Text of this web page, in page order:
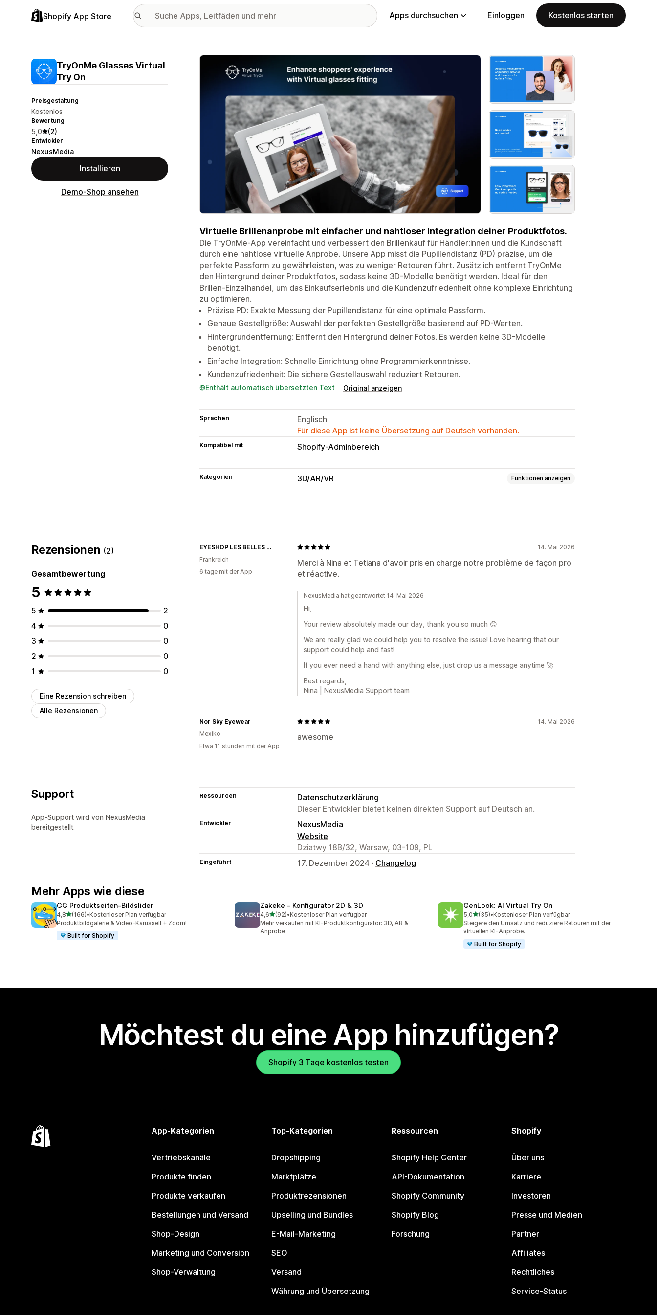
Shopify App Store Apps durchsuchen Einloggen Kostenlos starten
TryOnMe Glasses Virtual
Try On
Preisgestaltung
Kostenlos
Bewertung
5,0 (2)
Entwickler
NexusMedia
Installieren
Demo-Shop ansehen
Vorgestellte Bildergalerie
Virtuelle Brillenanprobe mit einfacher und nahtloser Integration deiner Produktfotos.
Die TryOnMe-App vereinfacht und verbessert den Brillenkauf für Händler:innen und die Kundschaft
durch eine nahtlose virtuelle Anprobe. Unsere App misst die Pupillendistanz (PD) präzise, um die
perfekte Passform zu gewährleisten, was zu weniger Retouren führt. Zusätzlich entfernt TryOnMe
den Hintergrund deiner Produktfotos, sodass keine 3D-Modelle benötigt werden. Ideal für den
Brillen-Einzelhandel, um das Einkaufserlebnis und die Kundenzufriedenheit ohne komplexe Einrichtung
zu optimieren.
Präzise PD: Exakte Messung der Pupillendistanz für eine optimale Passform.
Genaue Gestellgröße: Auswahl der perfekten Gestellgröße basierend auf PD-Werten.
Hintergrundentfernung: Entfernt den Hintergrund deiner Fotos. Es werden keine 3D-Modelle
benötigt.
Einfache Integration: Schnelle Einrichtung ohne Programmierkenntnisse.
Kundenzufriedenheit: Die sichere Gestellauswahl reduziert Retouren.
Enthält automatisch übersetzten Text Original anzeigen
Sprachen
Englisch
Für diese App ist keine Übersetzung auf Deutsch vorhanden.
Kompatibel mit Shopify-Adminbereich
Kategorien 3D/AR/VR Funktionen anzeigen
Bilder Datei-Upload
Rezensionen (2)
Gesamtbewertung
5
5
2
4
0
3
0
2
0
1
0
Eine Rezension schreiben
Alle Rezensionen
14. Mai 2026
Merci à Nina et Tetiana d'avoir pris en charge notre problème de façon pro
et réactive.
EYESHOP LES BELLES LUNETTES
Frankreich
6 tage mit der App
NexusMedia hat geantwortet 14. Mai 2026
Hi,
Your review absolutely made our day, thank you so much 😊
We are really glad we could help you to resolve the issue! Love hearing that our
support could help and fast!
If you ever need a hand with anything else, just drop us a message anytime 🚀
Best regards,
Nina | NexusMedia Support team
14. Mai 2026
awesome
Nor Sky Eyewear
Mexiko
Etwa 11 stunden mit der App
Support
App-Support wird von NexusMedia
bereitgestellt.
Ressourcen
Datenschutzerklärung
Dieser Entwickler bietet keinen direkten Support auf Deutsch an.
Entwickler
NexusMedia
Website
Dziatwy 18B/32, Warsaw, 03-109, PL
Eingeführt 17. Dezember 2024 · Changelog
Mehr Apps wie diese
GG Produktseiten‑Bildslider
4,8von 5 Sternen
(166)
166 Rezensionen insgesamt
•Kostenloser Plan verfügbar
Produktbildgalerie & Video-Karussell + Zoom!
Built for Shopify
Zakeke ‑ Konfigurator 2D & 3D
4,6von 5 Sternen
(92)
92 Rezensionen insgesamt
•Kostenloser Plan verfügbar
Mehr verkaufen mit KI-Produktkonfigurator: 3D, AR &
Anprobe
GenLook: AI Virtual Try On
5,0von 5 Sternen
(35)
35 Rezensionen insgesamt
•Kostenloser Plan verfügbar
Steigere den Umsatz und reduziere Retouren mit der
virtuellen KI-Anprobe.
Built for Shopify
Möchtest du eine App hinzufügen?
Shopify 3 Tage kostenlos testen
App-Kategorien
Vertriebskanäle
Produkte finden
Produkte verkaufen
Bestellungen und Versand
Shop-Design
Marketing und Conversion
Shop-Verwaltung
Top-Kategorien
Dropshipping
Marktplätze
Produktrezensionen
Upselling und Bundles
E-Mail-Marketing
SEO
Versand
Währung und Übersetzung
Ressourcen
Shopify Help Center
API-Dokumentation
Shopify Community
Shopify Blog
Forschung
Shopify
Über uns
Karriere
Investoren
Presse und Medien
Partner
Affiliates
Rechtliches
Service-Status